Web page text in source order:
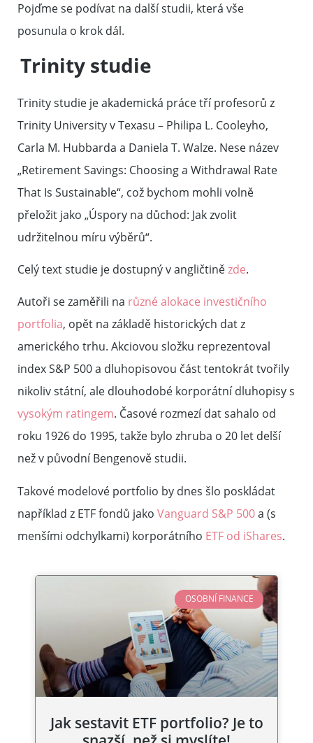
Pojďme se podívat na další studii, která vše
posunula o krok dál.
Trinity studie
Trinity studie je akademická práce tří profesorů z
Trinity University v Texasu – Philipa L. Cooleyho,
Carla M. Hubbarda a Daniela T. Walze. Nese název
„Retirement Savings: Choosing a Withdrawal Rate
That Is Sustainable“, což bychom mohli volně
přeložit jako „Úspory na důchod: Jak zvolit
udržitelnou míru výběrů“.
Celý text studie je dostupný v angličtinězde.
Autoři se zaměřili na různé alokace investičního
portfolia, opět na základě historických dat z
amerického trhu. Akciovou složku reprezentoval
index S&P 500 a dluhopisovou část tentokrát tvořily
nikoliv státní, ale dlouhodobé korporátní dluhopisy s
vysokým ratingem. Časové rozmezí dat sahalo od
roku 1926 do 1995, takže bylo zhruba o 20 let delší
než v původní Bengenově studii.
Takové modelové portfolio by dnes šlo poskládat
například z ETF fondů jako Vanguard S&P 500a (s
menšími odchylkami) korporátního ETF od iShares.
OSOBNÍ FINANCE
Jak sestavit ETF portfolio? Je to